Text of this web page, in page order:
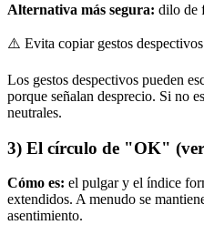
Alternativa más segura: dilo de
⚠️ Evita copiar gestos despectivos
Los gestos despectivos pueden
porque señalan desprecio. Si no
neutrales.
3) El círculo de "OK"
Cómo es: el pulgar y el índice
extendidos. A menudo se
asentimiento.